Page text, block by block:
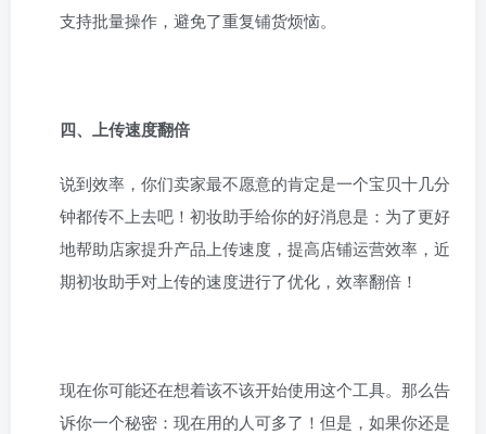
支持批量操作，避免了重复铺货烦恼。
四、上传速度翻倍
说到效率，你们卖家最不愿意的肯定是一个宝贝十几分
钟都传不上去吧！初妆助手给你的好消息是：为了更好
地帮助店家提升产品上传速度，提高店铺运营效率，近
期初妆助手对上传的速度进行了优化，效率翻倍！
现在你可能还在想着该不该开始使用这个工具。那么告
诉你一个秘密：现在用的人可多了！但是，如果你还是